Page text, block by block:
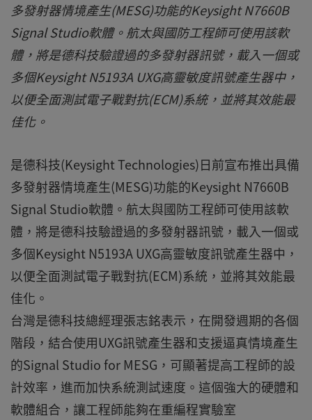
多發射器情境產生(MESG)功能的Keysight N7660B
Signal Studio軟體。航太與國防工程師可使用該軟
體，將是德科技驗證過的多發射器訊號，載入一個或
多個Keysight N5193A UXG高靈敏度訊號產生器中，
以便全面測試電子戰對抗(ECM)系統，並將其效能最
佳化。
是德科技(Keysight Technologies)日前宣布推出具備
多發射器情境產生(MESG)功能的Keysight N7660B
Signal Studio軟體。航太與國防工程師可使用該軟
體，將是德科技驗證過的多發射器訊號，載入一個或
多個Keysight N5193A UXG高靈敏度訊號產生器中，
以便全面測試電子戰對抗(ECM)系統，並將其效能最
佳化。
台灣是德科技總經理張志銘表示，在開發週期的各個
階段，結合使用UXG訊號產生器和支援逼真情境產生
的Signal Studio for MESG，可顯著提高工程師的設
計效率，進而加快系統測試速度。這個強大的硬體和
軟體組合，讓工程師能夠在重編程實驗室